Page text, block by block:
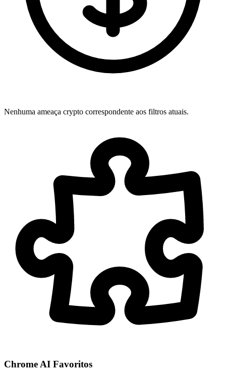
Nenhuma ameaça crypto correspondente aos filtros atuais.
Chrome AI Favoritos